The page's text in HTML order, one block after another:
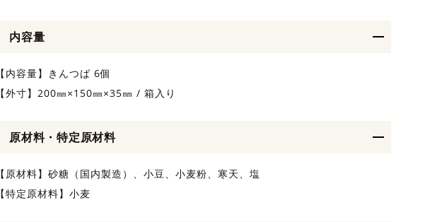
内容量
【内容量】きんつば 6個
【外寸】200㎜×150㎜×35㎜ / 箱入り
原材料・特定原材料
【原材料】砂糖（国内製造）、小豆、小麦粉、寒天、塩
【特定原材料】小麦